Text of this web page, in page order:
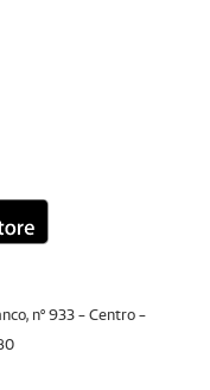
nº 933 - Centro -